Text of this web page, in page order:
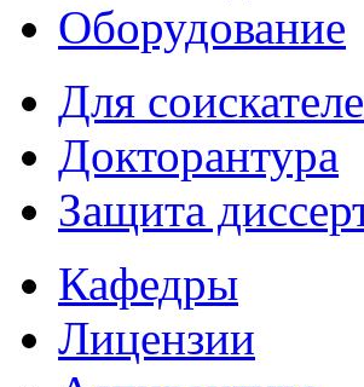
Оборудование
Для
Докторантура
Защита
Кафедры
Лицензии